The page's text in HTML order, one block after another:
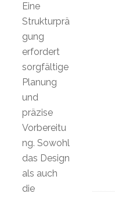
Eine
Strukturprä
gung
erfordert
sorgfältige
Planung
und
präzise
Vorbereitu
ng. Sowohl
das Design
als auch
die